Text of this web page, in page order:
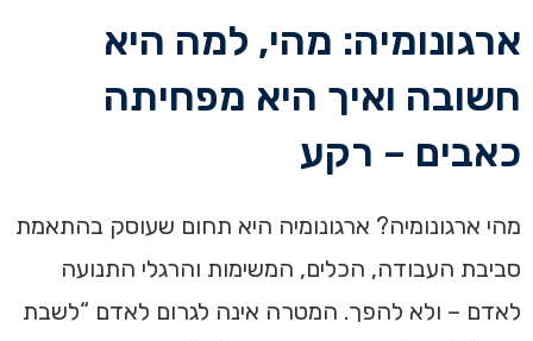
ארגונומיה: מהי, למה היא
חשובה ואיך היא מפחיתה
כאבים – רקע
מהי ארגונומיה? ארגונומיה היא תחום שעוסק בהתאמת
סביבת העבודה, הכלים, המשימות והרגלי התנועה
לאדם – ולא להפך. המטרה אינה לגרום לאדם “לשבת